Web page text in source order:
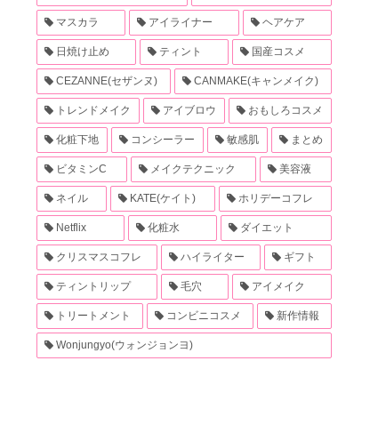
マスカラ アイライナー ヘアケア
日焼け止め ティント 国産コスメ
CEZANNE(セザンヌ) CANMAKE(キャンメイク)
トレンドメイク アイブロウ おもしろコスメ
化粧下地 コンシーラー 敏感肌 まとめ
ビタミンC メイクテクニック 美容液
ネイル KATE(ケイト) ホリデーコフレ
Netflix 化粧水 ダイエット
クリスマスコフレ ハイライター ギフト
ティントリップ 毛穴 アイメイク
トリートメント コンビニコスメ 新作情報
Wonjungyo(ウォンジョンヨ)